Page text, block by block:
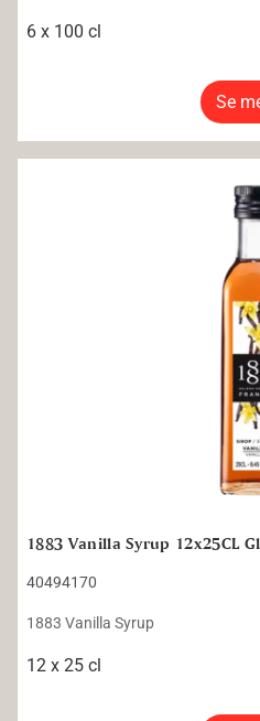
6 x 100 cl
Se
1883 Vanilla Syrup 12x25CL
40494170
1883 Vanilla Syrup
12 x 25 cl